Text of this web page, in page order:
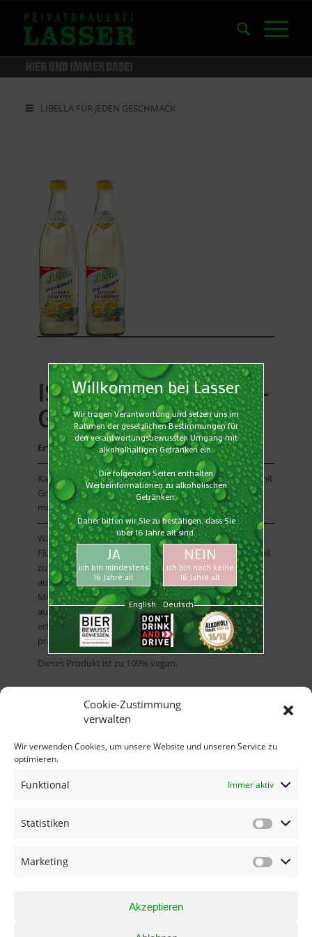
Cookie-Zustimmung
verwalten
Wir verwenden Cookies, um unsere Website und unseren Service zu
optimieren.
Funktional Immer aktiv
Statistiken
Marketing
Akzeptieren
LIBELLA FÜR JEDEN GESCHMACK
ISO-SPORT ZITRONE-
GRAPEFRUIT
Erfrischend anders!
Kalorienreduziertes isotonisches Erfrischungsgetränk mit
Grapefruit und Zitrone mit einem Fruchtsaftgehalt von
mindestens 6 %; mit 6 Vitaminen und 2 Mineralsalzen.
Während und nach dem Sport benötigt der Körper viel
Flüssigkeit, um leistungsfähig zu bleiben und sich schnell
zu regenerieren. Kalorienreduziert, mit einer
ausgewogenen Kombination von Vitaminen und
Mineralstoffen, die vom Körper schnell
aufgenommen werden. Schmeckt fruchtig-herb
erfrischend und stillt den Durst auf natürliche und
praktische Art.
Dieses Produkt ist zu 100% vegan.